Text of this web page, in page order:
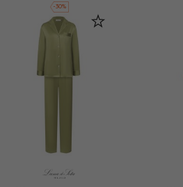
-30%